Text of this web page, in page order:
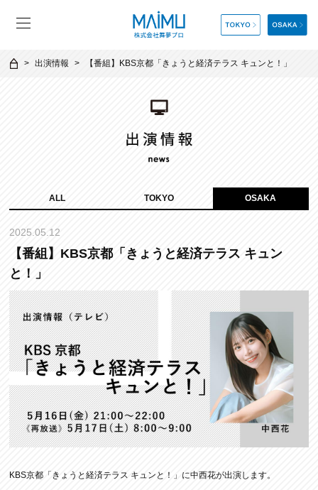
出演情報 【番組】KBS京都「きょうと経済テラス キュンと！」
ALL TOKYO OSAKA
2025.05.12
【番組】KBS京都「きょうと経済テラス キュン
と！」
KBS京都「きょうと経済テラス キュンと！」に中西花が出演します。